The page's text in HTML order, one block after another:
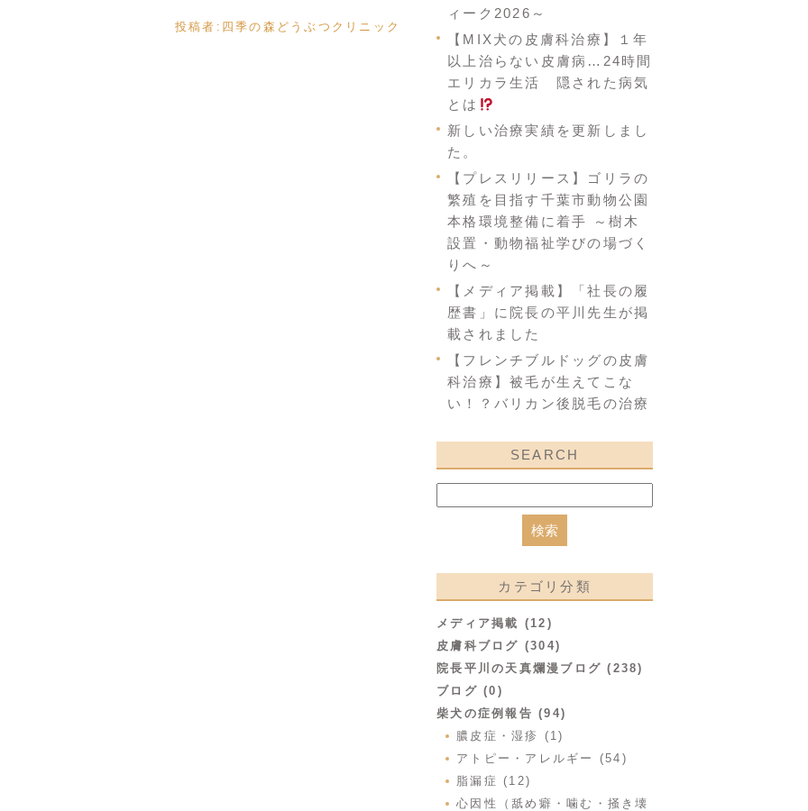
投稿者: 四季の森どうぶつクリニック
ィーク2026～
【MIX犬の皮膚科治療】１年
以上治らない皮膚病…24時間
エリカラ生活 隠された病気
とは
新しい治療実績を更新しまし
た。
【プレスリリース】ゴリラの
繁殖を目指す千葉市動物公園
本格環境整備に着手 ～樹木
設置・動物福祉学びの場づく
りへ～
【メディア掲載】「社長の履
歴書」に院長の平川先生が掲
載されました
【フレンチブルドッグの皮膚
科治療】被毛が生えてこな
い！？バリカン後脱毛の治療
SEARCH
カテゴリ分類
メディア掲載 (12)
皮膚科ブログ (304)
院長平川の天真爛漫ブログ (238)
ブログ (0)
柴犬の症例報告 (94)
膿皮症・湿疹 (1)
アトピー・アレルギー (54)
脂漏症 (12)
心因性（舐め癖・噛む・掻き壊